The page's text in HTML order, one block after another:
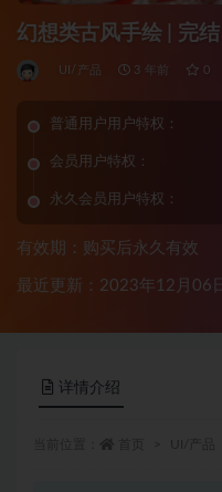
幻想类古风手绘 | 完结
UI/产品 3 年前 0
普通用户用户特权：
会员用户特权：
永久会员用户特权：
有效期：购买后永久有效
最近更新：2023年12月06日
详情介绍